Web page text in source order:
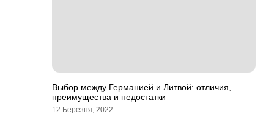
Выбор между Германией и Литвой: отличия,
преимущества и недостатки
12 Березня, 2022